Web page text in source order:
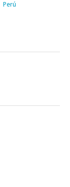
Perú